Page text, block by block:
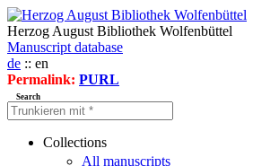
Herzog August Bibliothek Wolfenbüttel
Manuscript database
de :: en
Permalink: PURL
Search
Collections
All manuscripts